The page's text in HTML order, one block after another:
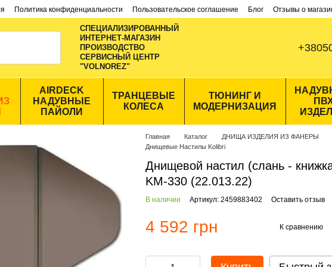
Политика конфиденциальности Пользовательское соглашение Блог Отзывы о
СПЕЦИАЛИЗИРОВАННЫЙ
ИНТЕРНЕТ-МАГАЗИН
ПРОИЗВОДСТВО
CЕРВИСНЫЙ ЦЕНТР
"VOLNOREZ"
AIRDECK
НАДУВНЫЕ
ПАЙОЛИ
ТРАНЦЕВЫЕ
КОЛЕСА
ТЮНИНГ И
МОДЕРНИЗАЦИЯ
Главная Каталог
ДНИЩА ИЗДЕЛИЯ ИЗ ФАНЕРЫ
Днищевые Настилы Kolibri
Днищевой настил (слань -
KM-330 (22.013.22)
В наличии Артикул: 2459883402 Оставить отзыв
4 592 грн К сравнению